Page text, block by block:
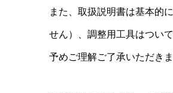
また、取扱説明書は基本的
せん）、調整用工具はついて
予めご理解ご了承いただき